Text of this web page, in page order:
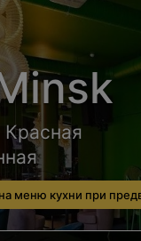
меню кухни при